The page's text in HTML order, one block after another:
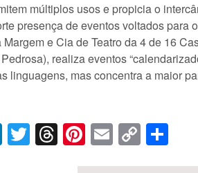
múltiplos usos e propicia o
presença de eventos voltados
Margem e Cia de Teatro da 4 de 16
realiza eventos
linguagens, mas concentra a maior
LinkedIn
Twitter
Threads
Pinterest
Email
Copy
Link